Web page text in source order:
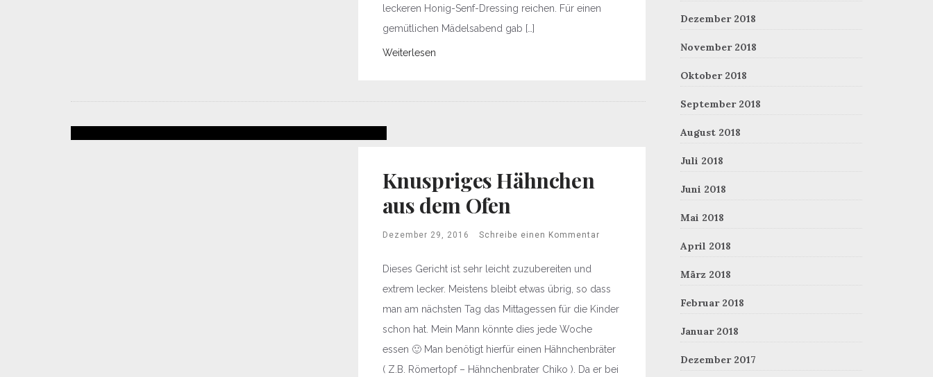
leckeren Honig-Senf-Dressing reichen. Für einen
gemütlichen Mädelsabend gab […]
Weiterlesen
Knuspriges Hähnchen
aus dem Ofen
Dezember 29, 2016 Schreibe einen Kommentar
Dieses Gericht ist sehr leicht zuzubereiten und
extrem lecker. Meistens bleibt etwas übrig, so dass
man am nächsten Tag das Mittagessen für die Kinder
schon hat. Mein Mann könnte dies jede Woche
essen 🙂 Man benötigt hierfür einen Hähnchenbräter
( Z.B. Römertopf – Hähnchenbrater Chiko ). Da er bei
Dezember 2018
November 2018
Oktober 2018
September 2018
August 2018
Juli 2018
Juni 2018
Mai 2018
April 2018
März 2018
Februar 2018
Januar 2018
Dezember 2017